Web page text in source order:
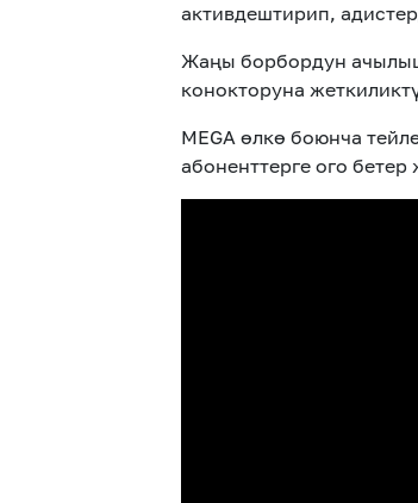
активдештирип,
Жаңы борбордун
конокторуна
MEGA өлкө боюнча
абоненттерге ого бетер